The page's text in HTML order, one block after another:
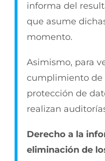
informa del
que asume
momento.
Asimismo, para
cumplimiento de
protección de
realizan
Derecho a la
eliminación de